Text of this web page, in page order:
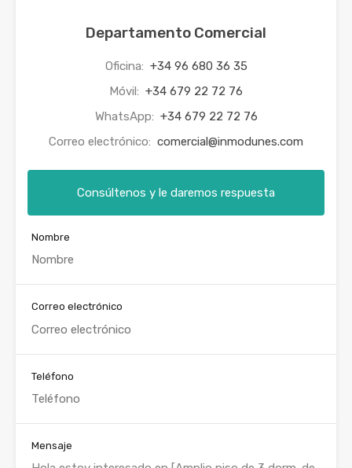
Departamento Comercial
Oficina: +34 96 680 36 35
Móvil: +34 679 22 72 76
WhatsApp: +34 679 22 72 76
Correo electrónico: comercial@inmodunes.com
Consúltenos y le daremos respuesta
Nombre
Correo electrónico
Teléfono
Mensaje